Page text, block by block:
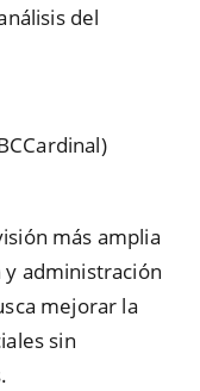
del
más amplia
y administración
mejorar la
sin